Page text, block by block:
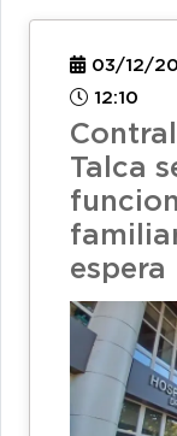
03/12/
12:10
Talca
espera